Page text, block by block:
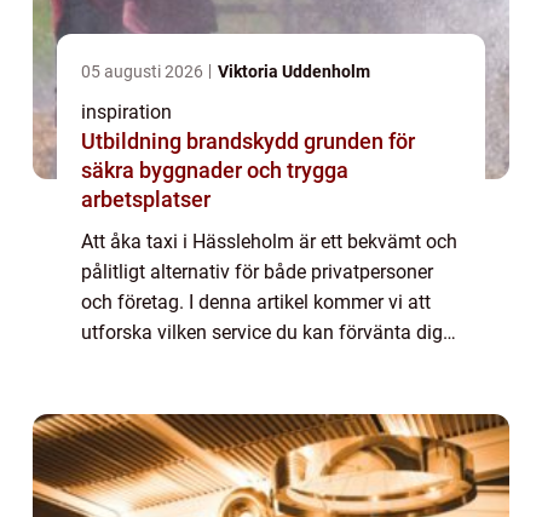
05 augusti 2026 Viktoria Uddenholm
inspiration
Utbildning brandskydd grunden för
säkra byggnader och trygga
arbetsplatser
Att åka taxi i Hässleholm är ett bekvämt och
pålitligt alternativ för både privatpersoner
och företag. I denna artikel kommer vi att
utforska vilken service du kan förvänta dig